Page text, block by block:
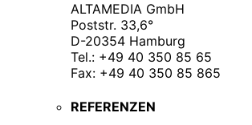
ALTAMEDIA GmbH
Poststr. 33,6°
D-20354 Hamburg
Tel.: +49 40 350 85 65
Fax: +49 40 350 85 865
REFERENZEN